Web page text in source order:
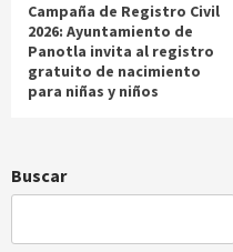
Campaña de Registro Civil
2026: Ayuntamiento de
Panotla invita al registro
gratuito de nacimiento
para niñas y niños
Buscar